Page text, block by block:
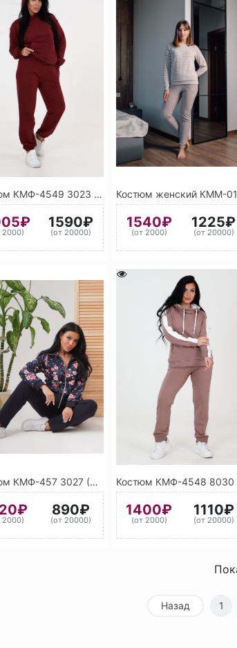
Костюм КМФ-4549 3023 (Вишневый)
2000)
1590₽
(от 20000)
1540₽
(от 2000)
1225₽
(от 20000)
Костюм КМФ-457 3027 (Малиново-красный)
2000)
890₽
(от 20000)
1400₽
(от 2000)
1110₽
(от 20000)
Назад 1